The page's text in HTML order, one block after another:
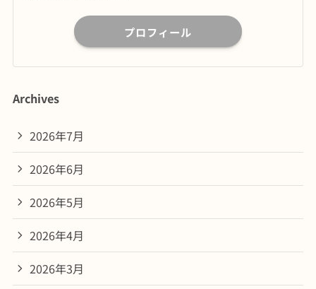
プロフィール
Archives
2026年7月
2026年6月
2026年5月
2026年4月
2026年3月